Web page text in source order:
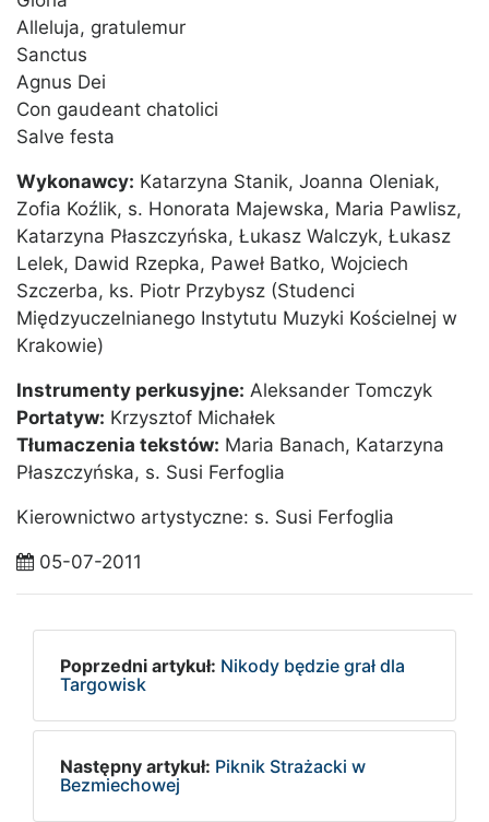
Alleluja, gratulemur
Sanctus
Agnus Dei
Con gaudeant chatolici
Salve festa
Wykonawcy: Katarzyna Stanik, Joanna Oleniak,
Zofia Koźlik, s. Honorata Majewska, Maria Pawlisz,
Katarzyna Płaszczyńska, Łukasz Walczyk, Łukasz
Lelek, Dawid Rzepka, Paweł Batko, Wojciech
Szczerba, ks. Piotr Przybysz (Studenci
Międzyuczelnianego Instytutu Muzyki Kościelnej w
Krakowie)
Instrumenty perkusyjne: Aleksander Tomczyk
Portatyw: Krzysztof Michałek
Tłumaczenia tekstów: Maria Banach, Katarzyna
Płaszczyńska, s. Susi Ferfoglia
Kierownictwo artystyczne: s. Susi Ferfoglia
05-07-2011
Poprzedni artykuł: Nikody będzie grał dla
Targowisk
Następny artykuł: Piknik Strażacki w
Bezmiechowej